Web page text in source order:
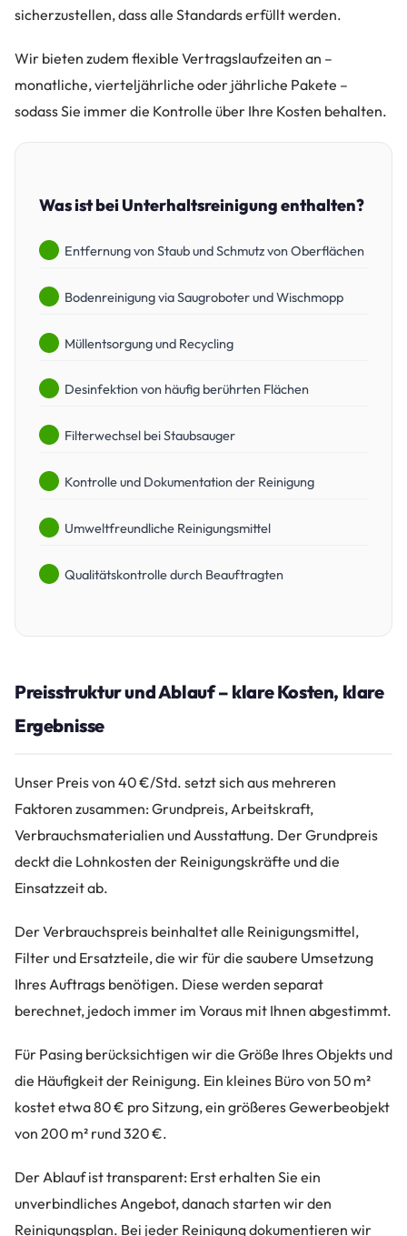
sicherzustellen, dass alle Standards erfüllt werden.
Wir bieten zudem flexible Vertragslaufzeiten an –
monatliche, vierteljährliche oder jährliche Pakete –
sodass Sie immer die Kontrolle über Ihre Kosten behalten.
Was ist bei Unterhaltsreinigung enthalten?
Entfernung von Staub und Schmutz von Oberflächen
Bodenreinigung via Saugroboter und Wischmopp
Müllentsorgung und Recycling
Desinfektion von häufig berührten Flächen
Filterwechsel bei Staubsauger
Kontrolle und Dokumentation der Reinigung
Umweltfreundliche Reinigungsmittel
Qualitätskontrolle durch Beauftragten
Preisstruktur und Ablauf – klare Kosten, klare
Ergebnisse
Unser Preis von 40 €/Std. setzt sich aus mehreren
Faktoren zusammen: Grundpreis, Arbeitskraft,
Verbrauchsmaterialien und Ausstattung. Der Grundpreis
deckt die Lohnkosten der Reinigungskräfte und die
Einsatzzeit ab.
Der Verbrauchspreis beinhaltet alle Reinigungsmittel,
Filter und Ersatzteile, die wir für die saubere Umsetzung
Ihres Auftrags benötigen. Diese werden separat
berechnet, jedoch immer im Voraus mit Ihnen abgestimmt.
Für Pasing berücksichtigen wir die Größe Ihres Objekts und
die Häufigkeit der Reinigung. Ein kleines Büro von 50 m²
kostet etwa 80 € pro Sitzung, ein größeres Gewerbeobjekt
von 200 m² rund 320 €.
Der Ablauf ist transparent: Erst erhalten Sie ein
unverbindliches Angebot, danach starten wir den
Reinigungsplan. Bei jeder Reinigung dokumentieren wir